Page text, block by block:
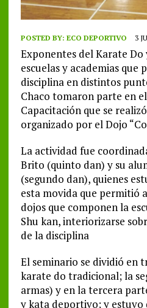
POSTED BY: ECO DEPORTIVO 3
Exponentes del Karate
escuelas y academias que
disciplina en distintos
Chaco tomaron parte en
Capacitación que se
organizado por el Dojo
La actividad fue
Brito (quinto dan) y su
(segundo dan), quienes
esta movida que permitió
dojos que componen la
Shu kan, interiorizarse
de la disciplina
El seminario se dividió en
karate do tradicional; la
armas) y en la tercera
y kata deportivo; y estuvo